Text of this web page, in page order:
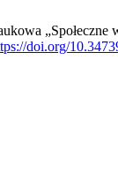
doi.org/